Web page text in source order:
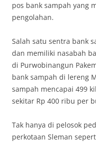
pos bank sampah yang
pengolahan.
Salah satu sentra bank
dan memiliki nasabah
di Purwobinangun
bank sampah di lereng
sampah mencapai 499
sekitar Rp 400 ribu per
Tak hanya di pelosok
perkotaan Sleman